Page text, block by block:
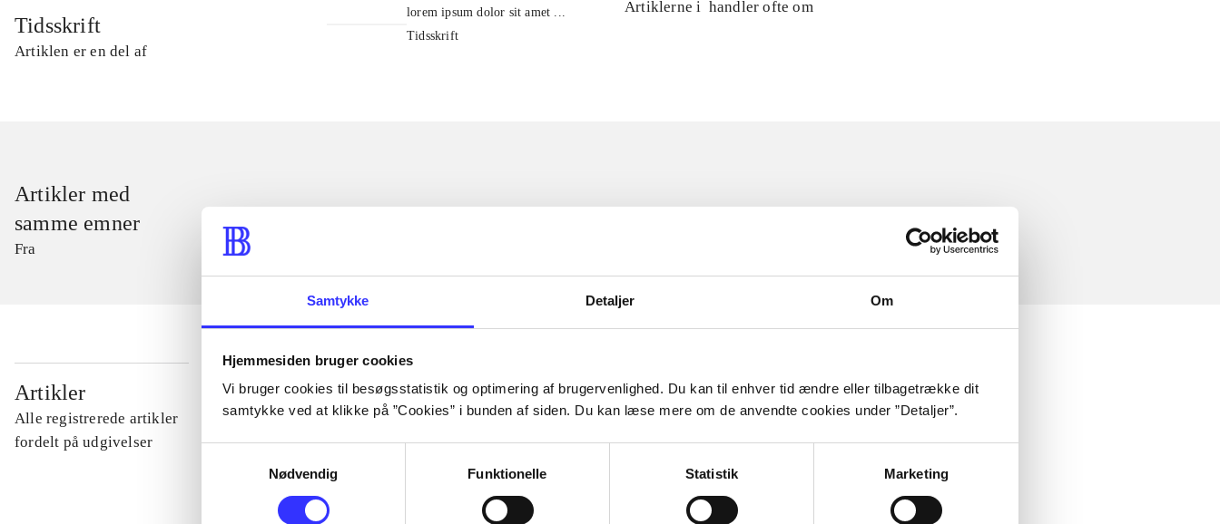
Samtykke Detaljer Om
Hjemmesiden bruger cookies
Vi bruger cookies til besøgsstatistik og optimering af brugervenlighed. Du kan til enhver tid ændre eller tilbagetrække dit
samtykke ved at klikke på ”Cookies” i bunden af siden. Du kan læse mere om de anvendte cookies under ”Detaljer”.
Nødvendig
Funktionelle Statistik Marketing
Tidsskrift
Artiklen er en del af
lorem ipsum dolor sit amet ...
Tidsskrift
Artiklerne i handler ofte om
Artikler med
samme emner
Fra
Artikler
Alle registrerede artikler
fordelt på udgivelser
...